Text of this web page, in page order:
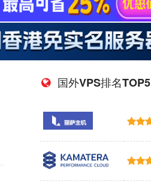
国外VPS排名TOP5